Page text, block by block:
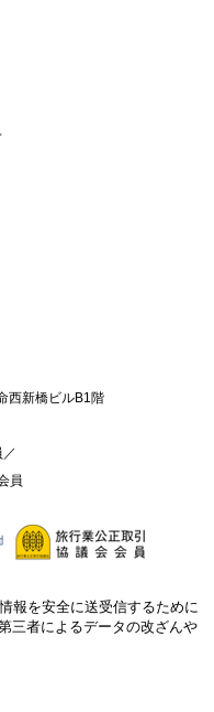
西新橋ビルB1階
員
報を安全に送受信するために
三者によるデータの改ざんや